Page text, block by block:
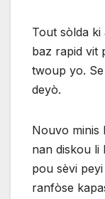
Tout sòlda
baz rapid vit
twoup yo.
deyò.
Nouvo minis
nan diskou li
pou sèvi
ranfòse